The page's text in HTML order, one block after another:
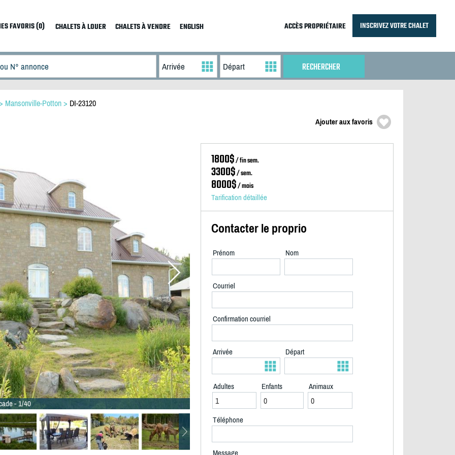
FAVORIS (0) CHALETS À LOUER CHALETS À VENDRE ENGLISH ACCÈS PROPRIÉTAIRE INSCRIVEZ VOTRE CHALET
Mansonville-Potton > DI-23120
Ajouter aux favoris
- 1/40
1800$/ fin sem.
3300$/ sem.
8000$/ mois
Tarification détaillée
Contacter le proprio
Prénom Nom
Courriel
Confirmation courriel
Arrivée Départ
Adultes Enfants Animaux
Téléphone
Message